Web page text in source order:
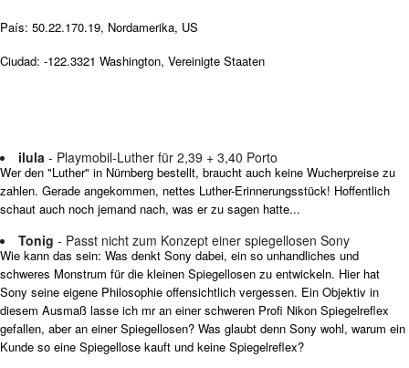
País: 50.22.170.19, Nordamerika, US
Ciudad: -122.3321 Washington, Vereinigte Staaten
ilula - Playmobil-Luther für 2,39 + 3,40 Porto
Wer den "Luther" in Nürnberg bestellt, braucht auch keine Wucherpreise zu
zahlen. Gerade angekommen, nettes Luther-Erinnerungsstück! Hoffentlich
schaut auch noch jemand nach, was er zu sagen hatte...
Tonig - Passt nicht zum Konzept einer spiegellosen Sony
Wie kann das sein: Was denkt Sony dabei, ein so unhandliches und
schweres Monstrum für die kleinen Spiegellosen zu entwickeln. Hier hat
Sony seine eigene Philosophie offensichtlich vergessen. Ein Objektiv in
diesem Ausmaß lasse ich mr an einer schweren Profi Nikon Spiegelreflex
gefallen, aber an einer Spiegellosen? Was glaubt denn Sony wohl, warum ein
Kunde so eine Spiegellose kauft und keine Spiegelreflex?